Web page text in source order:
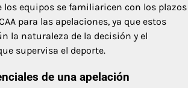
los equipos se familiaricen con los plazos
para las apelaciones, ya que estos
la naturaleza de la decisión y el
supervisa el deporte.
de una apelación